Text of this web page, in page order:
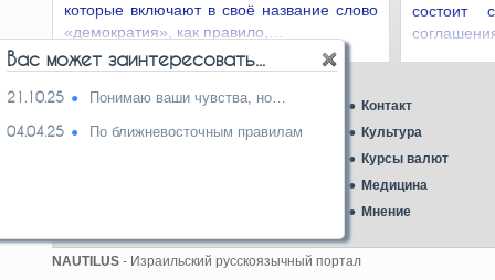
28.06.26
Франческа Альбанезе
посоветовала матери жертвы 7 октября
«сменить лекарства»
Франческа Альбанезе уже не первый раз
оказывается объектом критики из-за своих
заявлений об Израиле…
Конечно, покупать у малого бизнеса в
24.06.26
ЕС ввел санкции против НПО
которые включают в своё название слово
«демократия», как правило,…
состоит
Вас может заинтересовать...
21.10.25 Понимаю ваши чувства, но…
04.04.25 По ближневосточным правилам
Главная Контакт
Аналитика
Культура
Курсы валют
Медицина
Мнение
NAUTILUS - Израильский русскоязычный портал